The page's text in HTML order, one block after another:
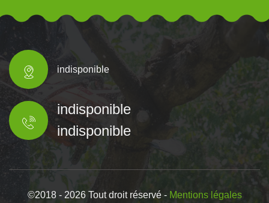
indisponible
indisponible
indisponible
©2018 - 2026 Tout droit réservé - Mentions légales